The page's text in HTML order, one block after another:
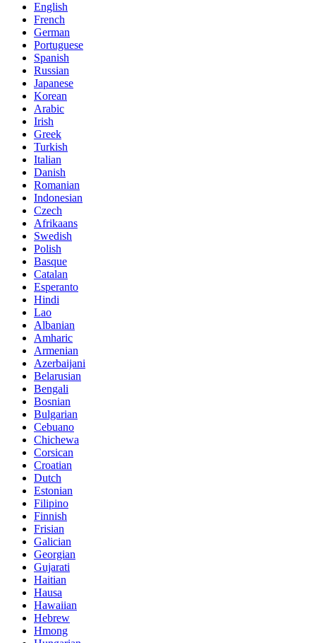
English
French
German
Portuguese
Spanish
Russian
Japanese
Korean
Arabic
Irish
Greek
Turkish
Italian
Danish
Romanian
Indonesian
Czech
Afrikaans
Swedish
Polish
Basque
Catalan
Esperanto
Hindi
Lao
Albanian
Amharic
Armenian
Azerbaijani
Belarusian
Bengali
Bosnian
Bulgarian
Cebuano
Chichewa
Corsican
Croatian
Dutch
Estonian
Filipino
Finnish
Frisian
Galician
Georgian
Gujarati
Haitian
Hausa
Hawaiian
Hebrew
Hmong